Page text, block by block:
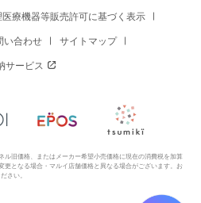
療機器等販売許可に基づく表示
い合わせ サイトマップ
サービス
ル旧価格、またはメーカー希望小売価格に現在の消費税を加算
更となる場合・マルイ店舗価格と異なる場合がございます。お
さい。